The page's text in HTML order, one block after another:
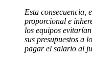
Esta consecuencia,
proporcional e
los equipos
sus presupuestos a
pagar el salario al